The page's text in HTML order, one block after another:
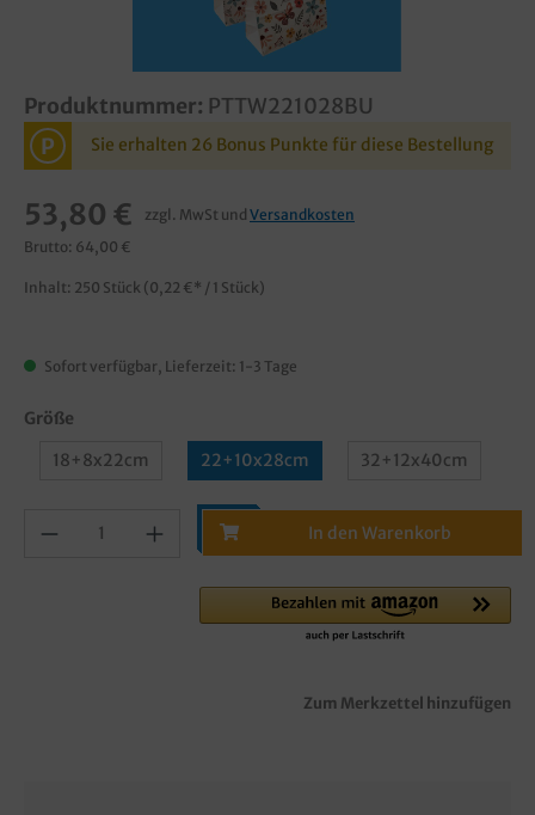
Produktnummer: PTTW221028BU
P Sie erhalten 26 Bonus Punkte für diese Bestellung
53,80 € zzgl. MwSt und Versandkosten
Brutto: 64,00 €
Inhalt: 250 Stück (0,22 €* / 1 Stück)
Sofort verfügbar, Lieferzeit: 1-3 Tage
Größe
18+8x22cm
22+10x28cm 32+12x40cm
In den Warenkorb
Zum Merkzettel hinzufügen